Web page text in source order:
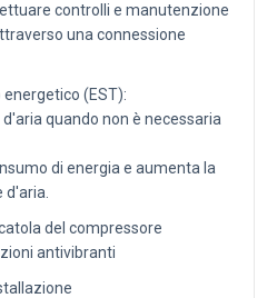
controlli e manutenzione
una connessione
(EST):
quando non è necessaria
di energia e aumenta la
del compressore
antivibranti